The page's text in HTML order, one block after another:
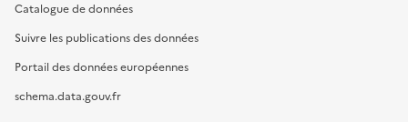
Catalogue de données
Suivre les publications des données
Portail des données européennes
schema.data.gouv.fr